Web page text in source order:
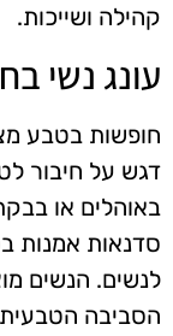
קהילה ושייכות.
עונג נשי
חופשות בטבע
דגש על חיבור
באוהלים או
סדנאות אמנות
לנשים. הנשים
הסביבה